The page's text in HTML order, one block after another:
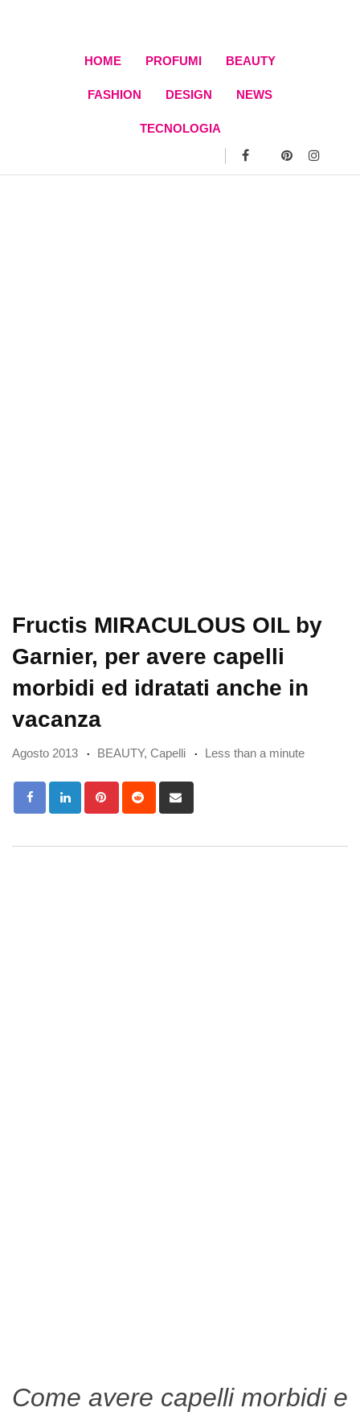
HOME PROFUMI BEAUTY
FASHION DESIGN NEWS
TECNOLOGIA
Fructis MIRACULOUS OIL by
Garnier, per avere capelli
morbidi ed idratati anche in
vacanza
Agosto 2013 BEAUTY, Capelli Less than a minute
PinterestReddit
via
Come avere capelli morbidi e